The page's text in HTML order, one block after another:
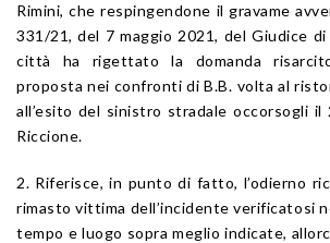
Rimini, che respingendone il gravame
331/21, del 7 maggio 2021, del Giudice
città ha rigettato la domanda
proposta nei confronti di B.B. volta al
all’esito del sinistro stradale occorsogli il
Riccione.
2. Riferisce, in punto di fatto, l’odierno
rimasto vittima dell’incidente verificatosi
tempo e luogo sopra meglio indicate,